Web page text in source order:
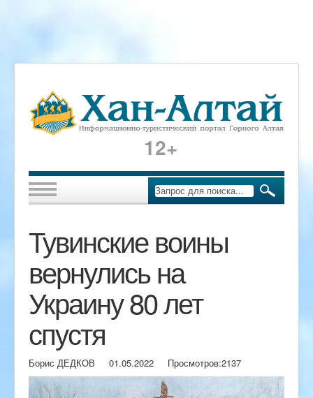
12+
Тувинские воины
вернулись на
Украину 80 лет
спустя
Борис ДЕДКОВ 01.05.2022 Просмотров:2137